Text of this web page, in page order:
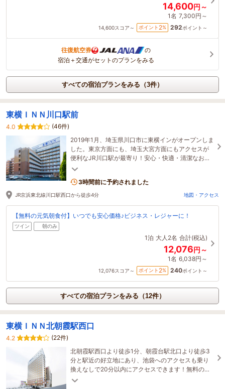
14,600円～
1名 7,300円～
14,600スコア～ ポイント 2% 292ポイント～
往復航空券
の
宿泊＋交通がセットのプランをみる
すべての宿泊プランをみる（3件）
東横ＩＮＮ川口駅前
4.0
(46件)
2019年1月、埼玉県川口市に東横インがオープンしま
した。東京方面にも、埼玉大宮方面にもアクセスが
便利なJR川口駅が最寄り！安心・快適・清潔なお部
屋をリーズナブルな料金でご利用いただけます
3時間前に予約されました
JR京浜東北線川口駅西口から徒歩4分 地図・アクセス
【無料の元気朝食付】いつでも安心価格♪ビジネス・レジャーに！
ツイン 朝のみ
1泊 大人2名 合計(税込)
12,076円～
1名 6,038円～
12,076スコア～ ポイント 2% 240ポイント～
すべての宿泊プランをみる（12件）
東横ＩＮＮ北朝霞駅西口
4.2
(22件)
北朝霞駅西口より徒歩1分、朝霞台駅北口より徒歩3
分と駅近の好立地にあり、池袋へのアクセスも乗り
換えなしで20分以内にアクセスできます！無料の朝
食もご用意しております！